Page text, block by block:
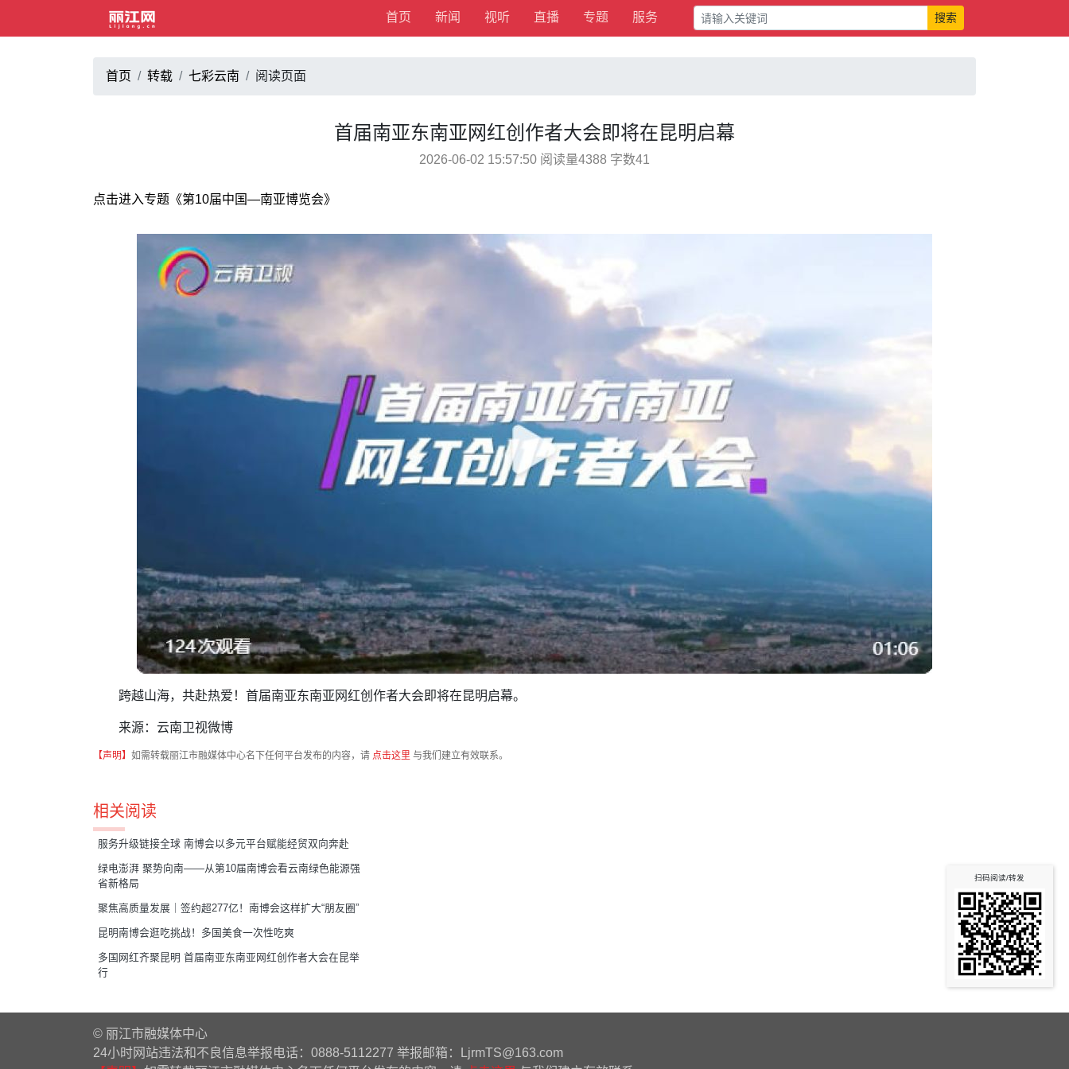
首页 新闻 视听 直播 专题 服务 搜索
首页 转载 七彩云南 阅读页面
首届南亚东南亚网红创作者大会即将在昆明启幕
2026-06-02 15:57:50 阅读量4388 字数41
点击进入专题《第10届中国—南亚博览会》
跨越山海，共赴热爱！首届南亚东南亚网红创作者大会即将在昆明启幕。
来源：云南卫视微博
【声明】 如需转载丽江市融媒体中心名下任何平台发布的内容，请 点击这里 与我们建立有效联系。
相关阅读
服务升级链接全球 南博会以多元平台赋能经贸双向奔赴
绿电澎湃 聚势向南——从第10届南博会看云南绿色能源强
省新格局
聚焦高质量发展｜签约超277亿！南博会这样扩大“朋友圈”
昆明南博会逛吃挑战！多国美食一次性吃爽
多国网红齐聚昆明 首届南亚东南亚网红创作者大会在昆举
行
© 丽江市融媒体中心
24小时网站违法和不良信息举报电话：0888-5112277 举报邮箱：LjrmTS@163.com
扫码阅读/转发